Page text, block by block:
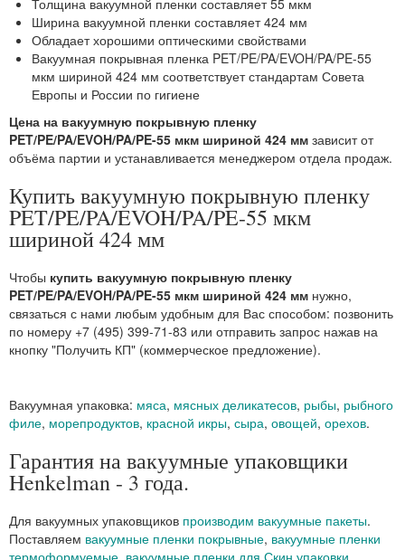
Толщина вакуумной пленки составляет 55 мкм
Ширина вакуумной пленки составляет 424 мм
Обладает хорошими оптическими свойствами
Вакуумная покрывная пленка PET/PE/PA/EVOH/PA/PE-55
мкм шириной 424 мм соответствует стандартам Совета
Европы и России по гигиене
Цена на вакуумную покрывную пленку
PET/PE/PA/EVOH/PA/PE-55 мкм шириной 424 мм зависит от
объёма партии и устанавливается менеджером отдела продаж.
Купить вакуумную покрывную пленку
PET/PE/PA/EVOH/PA/PE-55 мкм
шириной 424 мм
Чтобы купить вакуумную покрывную пленку
PET/PE/PA/EVOH/PA/PE-55 мкм шириной 424 мм нужно,
связаться с нами любым удобным для Вас способом: позвонить
по номеру +7 (495) 399-71-83 или отправить запрос нажав на
кнопку "Получить КП" (коммерческое предложение).
Вакуумная упаковка: мяса, мясных деликатесов, рыбы, рыбного
филе, морепродуктов, красной икры, сыра, овощей, орехов.
Гарантия на вакуумные упаковщики
Henkelman - 3 года.
Для вакуумных упаковщиков производим вакуумные пакеты.
Поставляем вакуумные пленки покрывные, вакуумные пленки
термоформуемые вакуумные пленки для Скин упаковки